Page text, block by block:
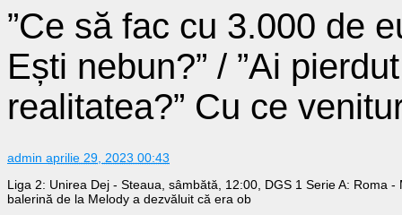
”Ce să fac cu 3.000 de
Ești nebun?” / ”Ai
realitatea?” Cu ce
admin aprilie 29, 2023 00:43
Liga 2: Unirea Dej - Steaua, sâmbătă, 12:00, DGS 1 Serie A: Roma
balerină de la Melody a dezvăluit că era ob